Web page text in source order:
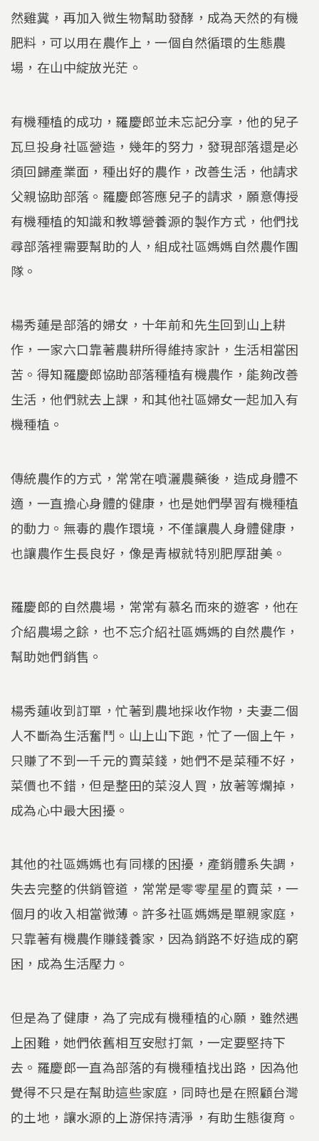
然雞糞，再加入微生物幫助發酵，成為天然的有機
肥料，可以用在農作上，一個自然循環的生態農
場，在山中綻放光茫。
有機種植的成功，羅慶郎並未忘記分享，他的兒子
瓦旦投身社區營造，幾年的努力，發現部落還是必
須回歸產業面，種出好的農作，改善生活，他請求
父親協助部落。羅慶郎答應兒子的請求，願意傳授
有機種植的知識和教導營養源的製作方式，他們找
尋部落裡需要幫助的人，組成社區媽媽自然農作團
隊。
楊秀蓮是部落的婦女，十年前和先生回到山上耕
作，一家六口靠著農耕所得維持家計，生活相當困
苦。得知羅慶郎協助部落種植有機農作，能夠改善
生活，他們就去上課，和其他社區婦女一起加入有
機種植。
傳統農作的方式，常常在噴灑農藥後，造成身體不
適，一直擔心身體的健康，也是她們學習有機種植
的動力。無毒的農作環境，不僅讓農人身體健康，
也讓農作生長良好，像是青椒就特別肥厚甜美。
羅慶郎的自然農場，常常有慕名而來的遊客，他在
介紹農場之餘，也不忘介紹社區媽媽的自然農作，
幫助她們銷售。
楊秀蓮收到訂單，忙著到農地採收作物，夫妻二個
人不斷為生活奮鬥。山上山下跑，忙了一個上午，
只賺了不到一千元的賣菜錢，她們不是菜種不好，
菜價也不錯，但是整田的菜沒人買，放著等爛掉，
成為心中最大困擾。
其他的社區媽媽也有同樣的困擾，產銷體系失調，
失去完整的供銷管道，常常是零零星星的賣菜，一
個月的收入相當微薄。許多社區媽媽是單親家庭，
只靠著有機農作賺錢養家，因為銷路不好造成的窮
困，成為生活壓力。
但是為了健康，為了完成有機種植的心願，雖然遇
上困難，她們依舊相互安慰打氣，一定要堅持下
去。羅慶郎一直為部落的有機種植找出路，因為他
覺得不只是在幫助這些家庭，同時也是在照顧台灣
的土地，讓水源的上游保持清淨，有助生態復育。